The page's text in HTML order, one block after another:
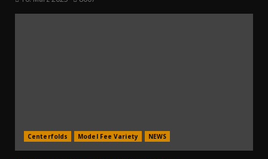
Centerfolds Model Fee Variety NEWS